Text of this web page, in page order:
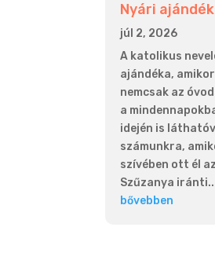
Nyári ajándék
júl 2, 2026
A katolikus
ajándéka,
nemcsak az
a
idején is
számunkra,
szívében ott él
Szűzanya
bővebben